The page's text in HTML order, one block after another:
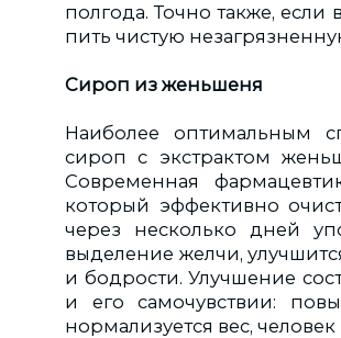
полгода. Точно также,
пить чистую
Сироп из женьшеня
Наиболее оптимальным
сироп с экстрактом
Современная
который эффективно
через несколько дней
выделение желчи,
и бодрости. Улучшение
и его самочувствии:
нормализуется вес,